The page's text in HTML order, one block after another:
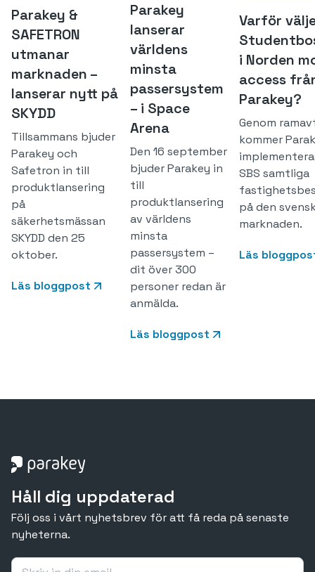
Parakey &
SAFETRON
utmanar
marknaden –
lanserar nytt på
SKYDD
Tillsammans bjuder
Parakey och
Safetron in till
produktlansering
på
säkerhetsmässan
SKYDD den 25
oktober.
Läs bloggpost
Parakey
lanserar
världens
minsta
passersystem
– i Space
Arena
Den 16 september
bjuder Parakey in
till
produktlansering
av världens
minsta
passersystem –
dit över 300
personer redan är
anmälda.
Läs bloggpost
Varför
i Norden
access
Parakey?
Genom
kommer
SBS samtliga
på den
marknaden.
Läs
Håll dig uppdaterad
Följ oss i vårt nyhetsbrev för att få reda på senaste
nyheterna.